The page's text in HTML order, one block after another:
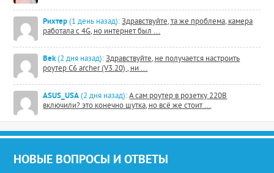
Рихтер (1 день назад): Здравствуйте, та же проблема, камера
работала с 4G, но интернет был ...
Bek(2 дня назад): Здравствуйте, не получается настроить
роутер C6 archer (V3.20) , ни ...
ASUS_USA (2 дня назад): А сам роутер в розетку 220В
включили? это конечно шутка, но всё же стоит ...
НОВЫЕ ВОПРОСЫ И ОТВЕТЫ